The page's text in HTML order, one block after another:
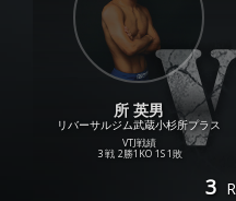
所 英男
リバーサルジム武蔵小杉所プラス
VTJ戦績
3 戦 2勝1KO 1S 1敗
3 R